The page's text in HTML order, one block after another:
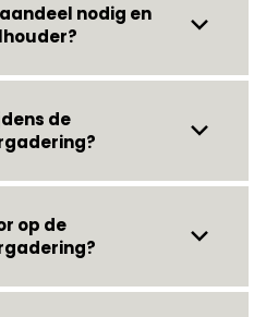
nodig en
de
op de